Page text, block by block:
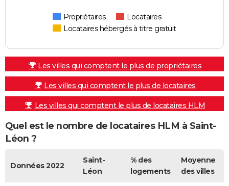
Propriétaires
Locataires
Locataires hébergés à titre gratuit
Les villes qui comptent le plus de propriétaires
Les villes qui comptent le plus de locataires
Les villes qui comptent le plus de locataires HLM
Quel est le nombre de locataires HLM à Saint-
Léon ?
Données 2022
Saint-
Léon
% des
logements
Moyenne
des villes